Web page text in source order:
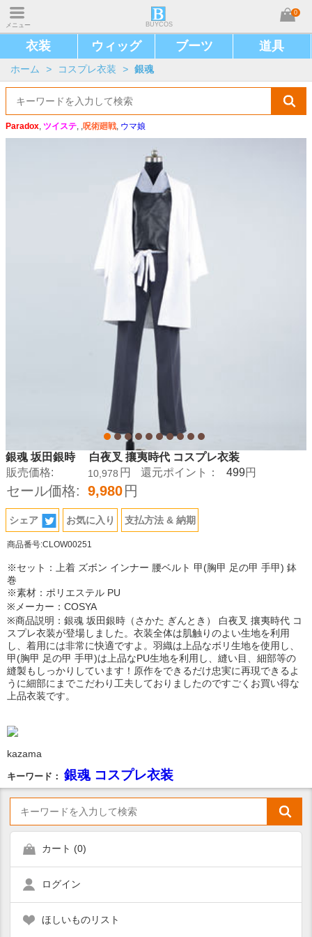
メニュー BUYCOS
0
衣装 ウィッグ ブーツ 道具
ホーム > コスプレ衣装 > 銀魂
Paradox, ツイステ, ,呪術廻戦, ウマ娘
銀魂 坂田銀時 白夜叉 攘夷時代 コスプレ衣装
販売価格:
10,978 円 還元ポイント： 499円
セール価格: 9,980 円
シェア お気に入り 支払方法 & 納期
商品番号:CLOW00251
※セット：上着 ズボン インナー 腰ベルト 甲(胸甲 足の甲 手甲) 鉢
巻
※素材：ポリエステル PU
※メーカー：COSYA
※商品説明：銀魂 坂田銀時（さかた ぎんとき） 白夜叉 攘夷時代 コ
スプレ衣装が登場しました。衣装全体は肌触りのよい生地を利用
し、着用には非常に快適ですよ。羽織は上品なボリ生地を使用し、
甲(胸甲 足の甲 手甲)は上品なPU生地を利用し、縫い目、細部等の
縫製もしっかりしています！原作をできるだけ忠実に再現できるよ
うに細部にまでこだわり工夫しておりましたのですごくお買い得な
上品衣装です。
kazama
キーワード： 銀魂 コスプレ衣装
カート (0)
ログイン
ほしいものリスト